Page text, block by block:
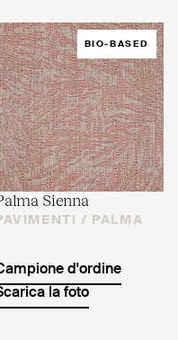
BIO-BASED
Sienna
/ PALMA
d'ordine
la foto